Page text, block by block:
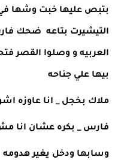
بيها علي جناحه
ملاك بخجل _ انا عاوزه
فارس _ بكره عشان انا
وسابها ودخل يغير هدومه